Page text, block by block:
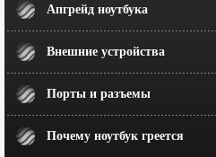
Апгрейд ноутбука
Внешние устройства
Порты и разъемы
Почему ноутбук греется